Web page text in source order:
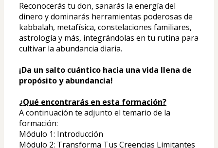
Reconocerás tu don, sanarás la energía del
dinero y dominarás herramientas poderosas de
kabbalah, metafísica, constelaciones familiares,
astrología y más, integrándolas en tu rutina para
cultivar la abundancia diaria.
¡Da un salto cuántico hacia una vida llena de
propósito y abundancia!
¿Qué encontrarás en esta formación?
A continuación te adjunto el temario de la
formación:
Módulo 1: Introducción
Módulo 2: Transforma Tus Creencias Limitantes